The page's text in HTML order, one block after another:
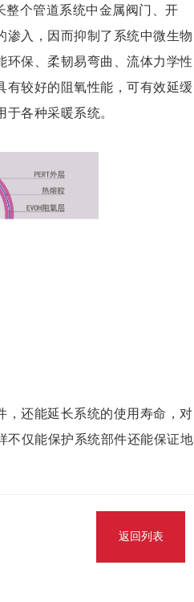
整个管道系统中金属阀门、开
渗入，因而抑制了系统中微生物
环保、柔韧易弯曲、流体力学性
有较好的阻氧性能，可有效延缓
各种采暖系统。
，还能延长系统的使用寿命，对
不仅能保护系统部件还能保证地
返回列表